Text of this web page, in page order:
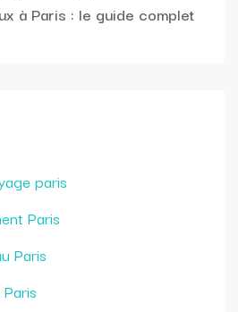
à Paris : le guide complet
paris
Paris
Paris